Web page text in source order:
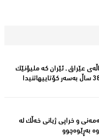
عێراق ـ ئێران کە ملیۆنێک
قوربانى خستەوە 38 ساڵ بەسەر كۆتاییهاتنیدا
و خراپی ژیانی خەڵك لە
بەڕێوەچوو